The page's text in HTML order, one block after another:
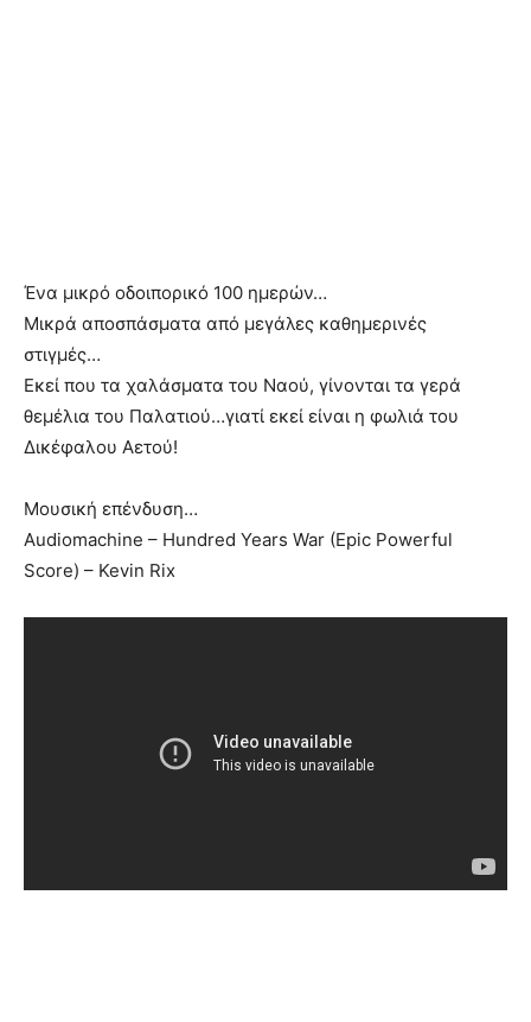
Ένα μικρό οδοιπορικό 100 ημερών…
Μικρά αποσπάσματα από μεγάλες καθημερινές
στιγμές…
Εκεί που τα χαλάσματα του Ναού, γίνονται τα γερά
θεμέλια του Παλατιού…γιατί εκεί είναι η φωλιά του
Δικέφαλου Αετού!
Μουσική επένδυση…
Audiomachine – Hundred Years War (Epic Powerful
Score) – Kevin Rix